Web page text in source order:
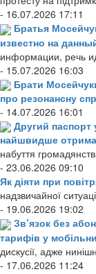
- 16.07.2026 17:11
Братья
известно на
информации, речь
- 15.07.2026 16:03
Брати
про резонансну
- 14.07.2026 16:01
Другий паспорт
найшвидше
набуття
- 23.06.2026 09:10
Як діяти при
надзвичайної
- 19.06.2026 19:02
Зв’язок без
тарифів у
дискусії, адже
- 17.06.2026 11:24